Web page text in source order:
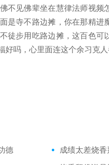
不见佛辈坐在慧律法师视频
是寺不路边摊，你在那精
徒步用吃路边摊，这百色
吗，心里面连这个余习克
德
成绩太差烧